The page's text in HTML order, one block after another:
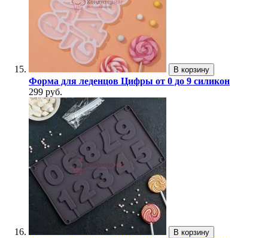
В корзину
Форма для леденцов Цифры от 0 до 9 силикон
299 руб.
В корзину